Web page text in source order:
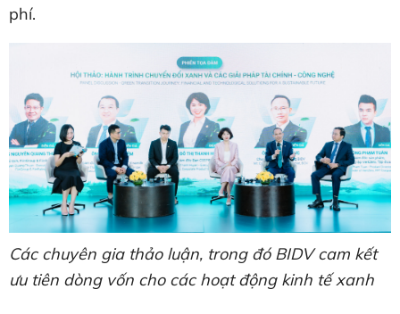
phí.
Các chuyên gia thảo luận, trong đó BIDV cam kết
ưu tiên dòng vốn cho các hoạt động kinh tế xanh